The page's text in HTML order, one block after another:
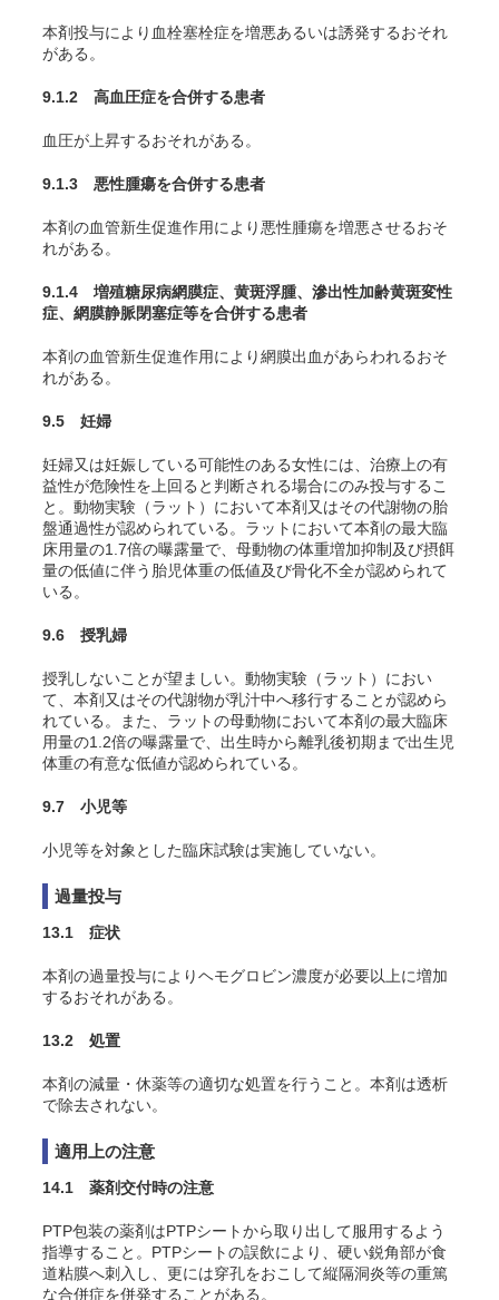
本剤投与により血栓塞栓症を増悪あるいは誘発するおそれ
がある。
9.1.2 高血圧症を合併する患者
血圧が上昇するおそれがある。
9.1.3 悪性腫瘍を合併する患者
本剤の血管新生促進作用により悪性腫瘍を増悪させるおそ
れがある。
9.1.4 増殖糖尿病網膜症、黄斑浮腫、滲出性加齢黄斑変性
症、網膜静脈閉塞症等を合併する患者
本剤の血管新生促進作用により網膜出血があらわれるおそ
れがある。
9.5 妊婦
妊婦又は妊娠している可能性のある女性には、治療上の有
益性が危険性を上回ると判断される場合にのみ投与するこ
と。動物実験（ラット）において本剤又はその代謝物の胎
盤通過性が認められている。ラットにおいて本剤の最大臨
床用量の1.7倍の曝露量で、母動物の体重増加抑制及び摂餌
量の低値に伴う胎児体重の低値及び骨化不全が認められて
いる。
9.6 授乳婦
授乳しないことが望ましい。動物実験（ラット）におい
て、本剤又はその代謝物が乳汁中へ移行することが認めら
れている。また、ラットの母動物において本剤の最大臨床
用量の1.2倍の曝露量で、出生時から離乳後初期まで出生児
体重の有意な低値が認められている。
9.7 小児等
小児等を対象とした臨床試験は実施していない。
過量投与
13.1 症状
本剤の過量投与によりヘモグロビン濃度が必要以上に増加
するおそれがある。
13.2 処置
本剤の減量・休薬等の適切な処置を行うこと。本剤は透析
で除去されない。
適用上の注意
14.1 薬剤交付時の注意
PTP包装の薬剤はPTPシートから取り出して服用するよう
指導すること。PTPシートの誤飲により、硬い鋭角部が食
道粘膜へ刺入し、更には穿孔をおこして縦隔洞炎等の重篤
な合併症を併発することがある。